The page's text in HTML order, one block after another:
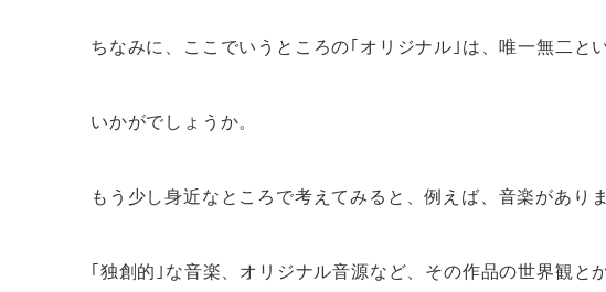
ちなみに、ここでいうところの｢オリジナル｣は、唯一無二と
いかがでしょうか。
もう少し身近なところで考えてみると、例えば、音楽がありま
｢独創的｣な音楽、オリジナル音源など、その作品の世界観と